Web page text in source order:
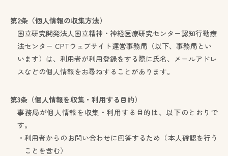
第2条（個人情報の収集方法）
国立研究開発法人国立精神・神経医療研究センター認知行動療
法センター CPTウェブサイト運営事務局（以下、事務局とい
います）は、利用者が利用登録をする際に氏名、メールアドレ
スなどの個人情報をお尋ねすることがあります。
第3条（個人情報を収集・利用する目的）
事務局が個人情報を収集・利用する目的は、以下のとおりで
す。
・利用者からのお問い合わせに回答するため（本人確認を行う
ことを含む）